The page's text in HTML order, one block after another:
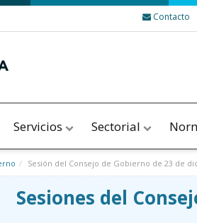
Contacto
Servicios Sectorial
Sesión del Consejo de Gobierno de 23 de
Sesiones del